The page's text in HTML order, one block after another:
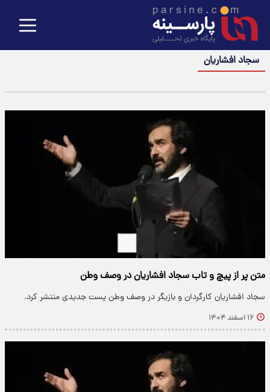
سجاد افشاریان
متن پر از پیچ و تاب سجاد افشاریان در وصف وطن
سجاد افشاریان کارگردان و بازیگر در وصف وطن پست جدیدی منتشر کرد.
۱۶ اسفند ۱۴۰۴